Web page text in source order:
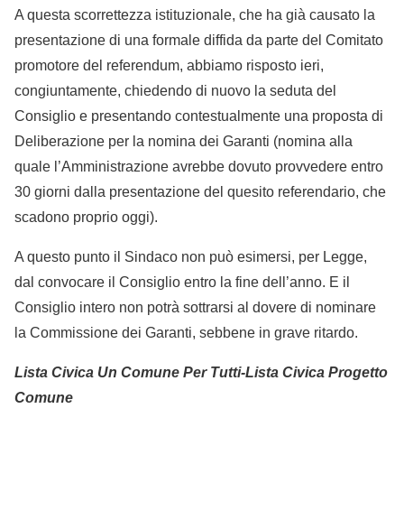
A questa scorrettezza istituzionale, che ha già causato la
presentazione di una formale diffida da parte del Comitato
promotore del referendum, abbiamo risposto ieri,
congiuntamente, chiedendo di nuovo la seduta del
Consiglio e presentando contestualmente una proposta di
Deliberazione per la nomina dei Garanti (nomina alla
quale l’Amministrazione avrebbe dovuto provvedere entro
30 giorni dalla presentazione del quesito referendario, che
scadono proprio oggi).
A questo punto il Sindaco non può esimersi, per Legge,
dal convocare il Consiglio entro la fine dell’anno. E il
Consiglio intero non potrà sottrarsi al dovere di nominare
la Commissione dei Garanti, sebbene in grave ritardo.
Lista Civica Un Comune Per Tutti-Lista Civica Progetto
Comune